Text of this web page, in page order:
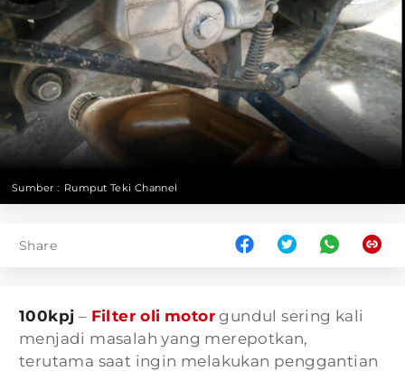
Sumber : Rumput Teki Channel
Share
100kpj – Filter oli motor gundul sering kali
menjadi masalah yang merepotkan,
terutama saat ingin melakukan penggantian